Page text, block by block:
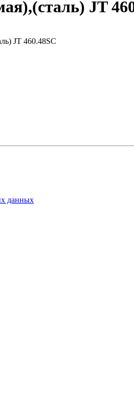
JT
JT 460.48SC
данных